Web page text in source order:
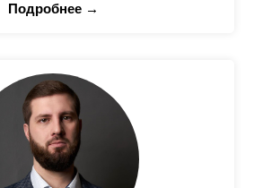
Подробнее →